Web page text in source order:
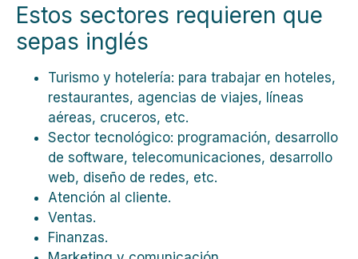
Estos sectores requieren que
sepas inglés
Turismo y hotelería: para trabajar en hoteles,
restaurantes, agencias de viajes, líneas
aéreas, cruceros, etc.
Sector tecnológico: programación, desarrollo
de software, telecomunicaciones, desarrollo
web, diseño de redes, etc.
Atención al cliente.
Ventas.
Finanzas.